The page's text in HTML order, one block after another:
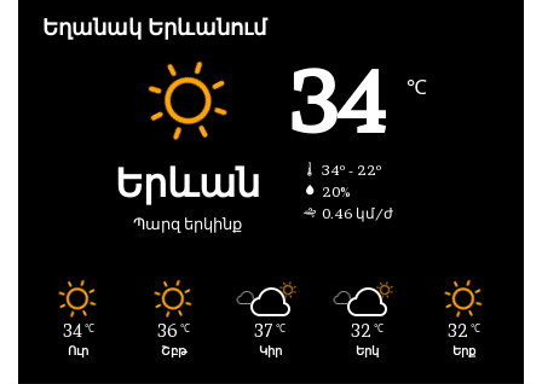
Եղանակ Երևանում
Երևան
Պարզ երկինք
34 ℃
34º - 22º
20%
0.46 կմ/ժ
34 ℃
Ուր
36 ℃
Շբթ
37 ℃
Կիր
32 ℃
Երկ
32 ℃
Երք